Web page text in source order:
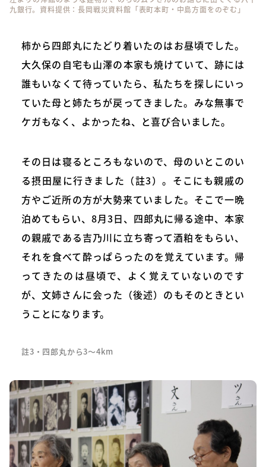
九銀行。資料提供：長岡戦災資料館「表町本町・中島方面をのぞむ」
柿から四郎丸にたどり着いたのはお昼頃でした。
大久保の自宅も山澤の本家も焼けていて、跡には
誰もいなくて待っていたら、私たちを探しにいっ
ていた母と姉たちが戻ってきました。みな無事で
ケガもなく、よかったね、と喜び合いました。
その日は寝るところもないので、母のいとこのい
る摂田屋に行きました（註3）。そこにも親戚の
方やご近所の方が大勢来ていました。そこで一晩
泊めてもらい、8月3日、四郎丸に帰る途中、本家
の親戚である吉乃川に立ち寄って酒粕をもらい、
それを食べて酔っぱらったのを覚えています。帰
ってきたのは昼頃で、よく覚えていないのです
が、文姉さんに会った（後述）のもそのときとい
うことになります。
註3・四郎丸から3～4km